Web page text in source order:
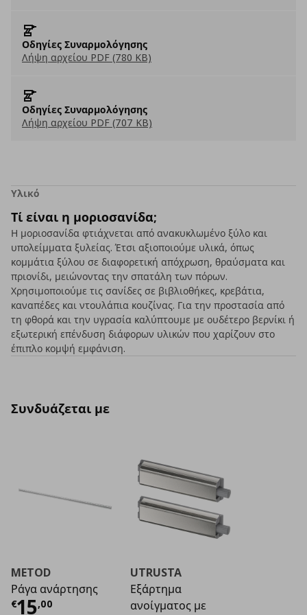
Οδηγίες Συναρμολόγησης
Λήψη αρχείου PDF (780 KB)
Οδηγίες Συναρμολόγησης
Λήψη αρχείου PDF (707 KB)
Υλικό
Τί είναι η μοριοσανίδα;
Η μοριοσανίδα φτιάχνεται από ανακυκλωμένο ξύλο και
υπολείμματα ξυλείας. Έτσι αξιοποιούμε υλικά, όπως
κομμάτια ξύλου σε διαφορετική απόχρωση, θραύσματα και
πριονίδι, μειώνοντας την σπατάλη των πόρων.
Χρησιμοποιούμε τις σανίδες σε βιβλιοθήκες, κρεβάτια,
καναπέδες και ντουλάπια κουζίνας. Για την προστασία από
τη φθορά και την υγρασία καλύπτουμε με ουδέτερο βερνίκι ή
εξωτερική επένδυση διάφορων υλικών που χαρίζουν στο
έπιπλο κομψή εμφάνιση.
Συνδυάζεται με
METOD
Ράγα ανάρτησης
€15,00
Τρέχουσα τιμή€ 15,00
UTRUSTA
Εξάρτημα
ανοίγματος με